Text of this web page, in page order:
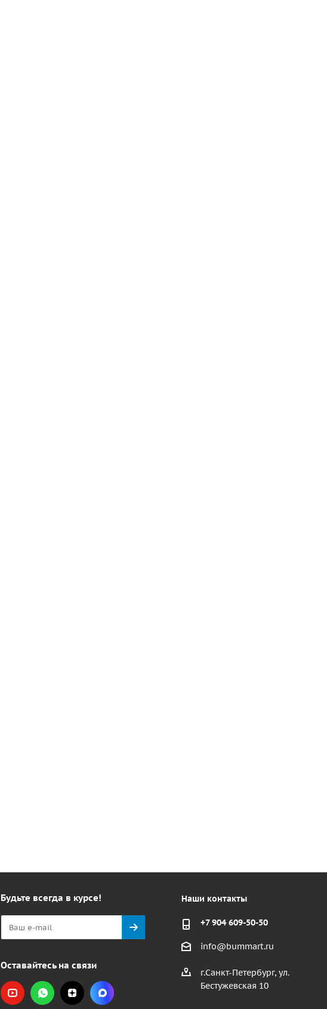
Будьте всегда в курсе!
Оставайтесь на связи
Наши контакты
+7 904 609-50-50
info@bummart.ru
г.Санкт-Петербург, ул.
Бестужевская 10